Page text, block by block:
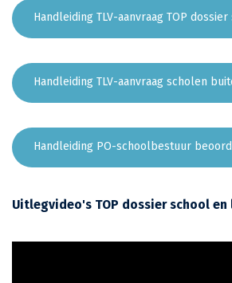
Handleiding TLV-aanvraag TOP
Handleiding TLV-aanvraag scholen
Handleiding PO-schoolbestuur
Uitlegvideo's TOP dossier school